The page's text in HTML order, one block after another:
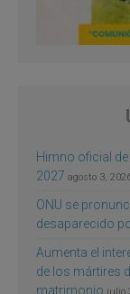
Himno oficial
2027 agosto 3,
ONU se
desaparecido
Aumenta el
de los mártires
matrimonio